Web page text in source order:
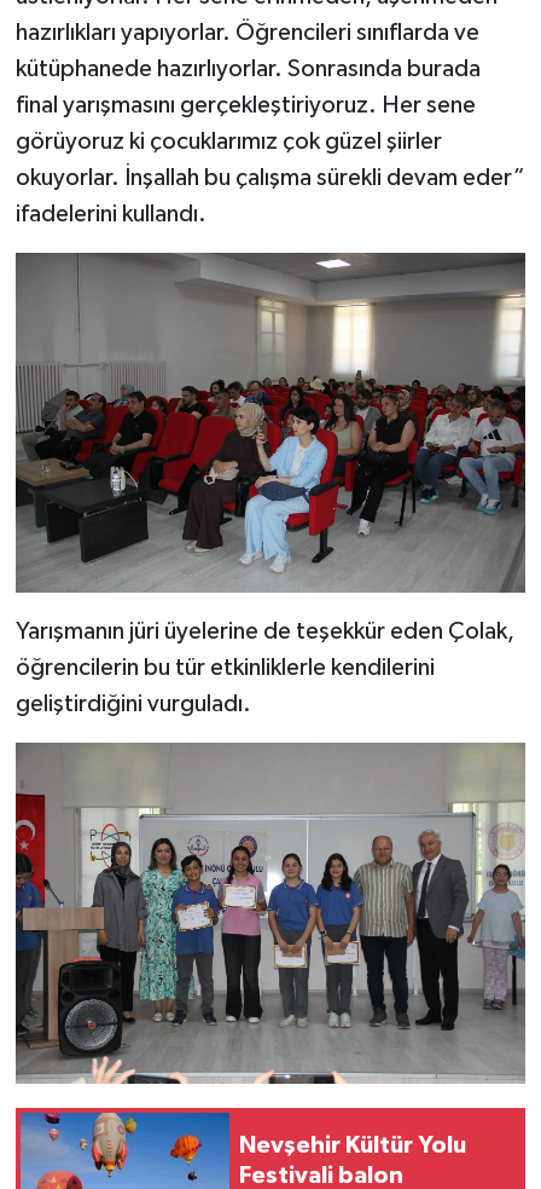
hazırlıkları yapıyorlar. Öğrencileri sınıflarda ve
kütüphanede hazırlıyorlar. Sonrasında burada
final yarışmasını gerçekleştiriyoruz. Her sene
görüyoruz ki çocuklarımız çok güzel şiirler
okuyorlar. İnşallah bu çalışma sürekli devam eder”
ifadelerini kullandı.
Yarışmanın jüri üyelerine de teşekkür eden Çolak,
öğrencilerin bu tür etkinliklerle kendilerini
geliştirdiğini vurguladı.
Nevşehir Kültür Yolu
Festivali balon